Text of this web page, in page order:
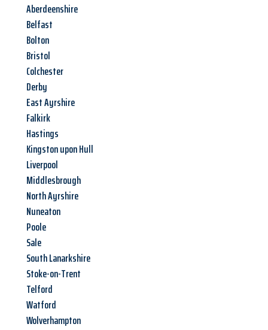
Aberdeenshire
Belfast
Bolton
Bristol
Colchester
Derby
East Ayrshire
Falkirk
Hastings
Kingston upon Hull
Liverpool
Middlesbrough
North Ayrshire
Nuneaton
Poole
Sale
South Lanarkshire
Stoke-on-Trent
Telford
Watford
Wolverhampton